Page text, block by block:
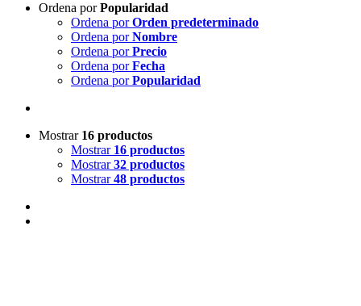
Ordena porPopularidad
Ordena porOrden predeterminado
Ordena porNombre
Ordena porPrecio
Ordena porFecha
Ordena porPopularidad
Mostrar 16 productos
Mostrar 16 productos
Mostrar32 productos
Mostrar48 productos